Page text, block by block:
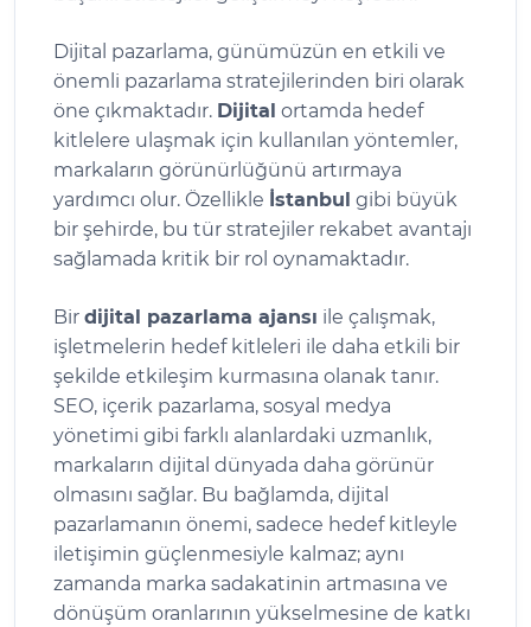
Dijital pazarlama, günümüzün en etkili ve
önemli pazarlama stratejilerinden biri olarak
öne çıkmaktadır. Dijital ortamda hedef
kitlelere ulaşmak için kullanılan yöntemler,
markaların görünürlüğünü artırmaya
yardımcı olur. Özellikle İstanbul gibi büyük
bir şehirde, bu tür stratejiler rekabet avantajı
sağlamada kritik bir rol oynamaktadır.
Bir dijital pazarlama ajansı ile çalışmak,
işletmelerin hedef kitleleri ile daha etkili bir
şekilde etkileşim kurmasına olanak tanır.
SEO, içerik pazarlama, sosyal medya
yönetimi gibi farklı alanlardaki uzmanlık,
markaların dijital dünyada daha görünür
olmasını sağlar. Bu bağlamda, dijital
pazarlamanın önemi, sadece hedef kitleyle
iletişimin güçlenmesiyle kalmaz; aynı
zamanda marka sadakatinin artmasına ve
dönüşüm oranlarının yükselmesine de katkı